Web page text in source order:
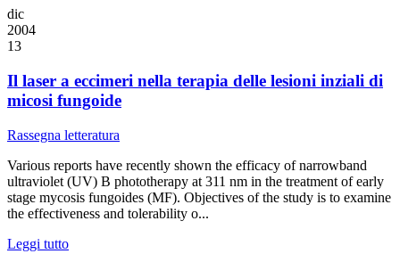
dic
2004
13
Il laser a eccimeri nella terapia delle lesioni inziali di
micosi fungoide
Rassegna letteratura
Various reports have recently shown the efficacy of narrowband
ultraviolet (UV) B phototherapy at 311 nm in the treatment of early
stage mycosis fungoides (MF). Objectives of the study is to examine
the effectiveness and tolerability o...
Leggi tutto